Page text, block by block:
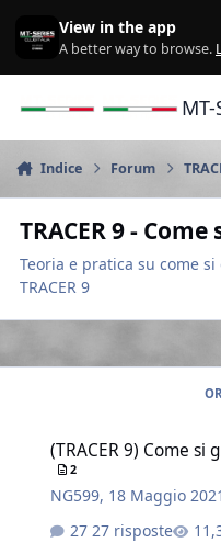
View in the app
A better way to browse.
Indice Forum
TRACER 9 -
Teoria e pratica su come
TRACER 9
(TRACER 9) Come si
2
NG599, 18 Maggio 2021
27 risposte